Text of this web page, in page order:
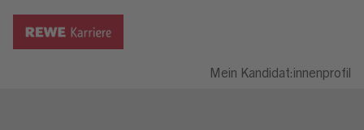
Mein Kandidat:innenprofil